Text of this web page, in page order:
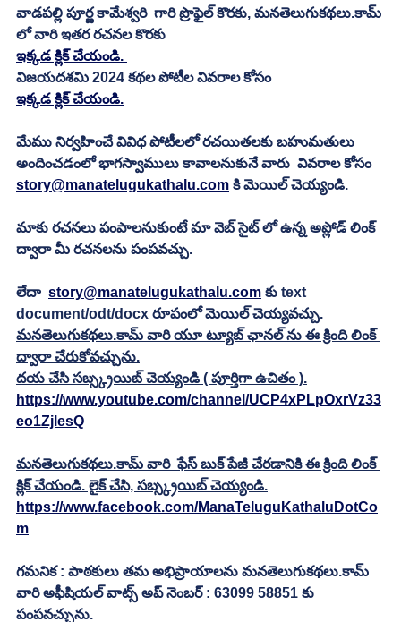
వాడపల్లి పూర్ణ కామేశ్వరి  గారి ప్రొఫైల్ కొరకు, మనతెలుగుకథలు.కామ్
లో వారి ఇతర రచనల కొరకు
ఇక్కడ క్లిక్ చేయండి.
విజయదశమి 2024 కథల పోటీల వివరాల కోసం
ఇక్కడ క్లిక్ చేయండి.
మేము నిర్వహించే వివిధ పోటీలలో రచయితలకు బహుమతులు
అందించడంలో భాగస్వాములు కావాలనుకునే వారు  వివరాల కోసం
story@manatelugukathalu.com కి మెయిల్ చెయ్యండి.
మాకు రచనలు పంపాలనుకుంటే మా వెబ్ సైట్ లో ఉన్న అప్లోడ్ లింక్
ద్వారా మీ రచనలను పంపవచ్చు.
లేదా story@manatelugukathalu.com కు text
document/odt/docx రూపంలో మెయిల్ చెయ్యవచ్చు.
మనతెలుగుకథలు.కామ్ వారి యూ ట్యూబ్ ఛానల్ ను ఈ క్రింది లింక్
ద్వారా చేరుకోవచ్చును.
దయ చేసి సబ్స్క్రయిబ్ చెయ్యండి ( పూర్తిగా ఉచితం ).
https://www.youtube.com/channel/UCP4xPLpOxrVz33
eo1ZjlesQ
మనతెలుగుకథలు.కామ్ వారి  ఫేస్ బుక్ పేజీ చేరడానికి ఈ క్రింది లింక్
క్లిక్ చేయండి. లైక్ చేసి, సబ్స్క్రయిబ్ చెయ్యండి.
https://www.facebook.com/ManaTeluguKathaluDotCo
m
గమనిక : పాఠకులు తమ అభిప్రాయాలను మనతెలుగుకథలు.కామ్
వారి అఫీషియల్ వాట్స్ అప్ నెంబర్ : 63099 58851 కు
పంపవచ్చును.